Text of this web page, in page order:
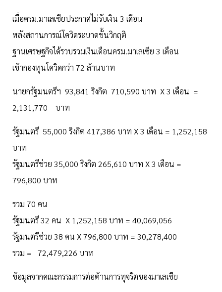
เมื่อครม.มาเลเซียประกาศไม่รับเงิน 3 เดือน
หลังสถานการณ์โควิดระบาดขั้นวิกฤติ
ฐานเศรษฐกิจได้รวบรวมเงินเดือนครม.มาเลเซีย 3 เดือน
เข้ากองทุนโควิดกว่า 72 ล้านบาท
นายกรัฐมนตรีฯ 93,841 ริงกิต 710,590 บาท X 3 เดือน =
2,131,770 บาท
รัฐมนตรี 55,000 ริงกิต 417,386 บาท X 3 เดือน = 1,252,158
บาท
รัฐมนตรีช่วย 35,000 ริงกิต 265,610 บาท X 3 เดือน =
796,800 บาท
รวม 70 คน
รัฐมนตรี 32 คน X 1,252,158 บาท = 40,069,056
รัฐมนตรีช่วย 38 คน X 796,800 บาท = 30,278,400
รวม = 72,479,226 บาท
ข้อมูลจากคณะกรรมการต่อต้านการทุจริตของมาเลเซีย